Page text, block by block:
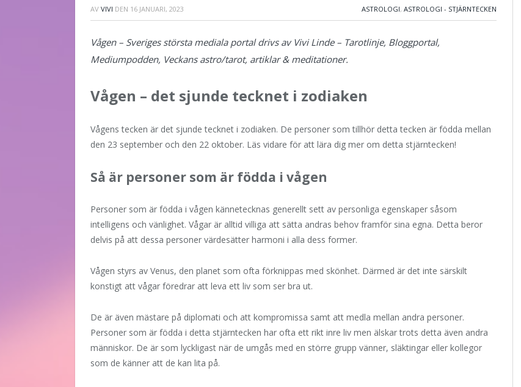
AV VIVI DEN 16 JANUARI, 2023 ASTROLOGI,ASTROLOGI - STJÄRNTECKEN
Vågen – Sveriges största mediala portal drivs av Vivi Linde – Tarotlinje, Bloggportal,
Mediumpodden, Veckans astro/tarot, artiklar & meditationer.
Vågen – det sjunde tecknet i zodiaken
Vågens tecken är det sjunde tecknet i zodiaken. De personer som tillhör detta tecken är födda mellan
den 23 september och den 22 oktober. Läs vidare för att lära dig mer om detta stjärntecken!
Så är personer som är födda i vågen
Personer som är födda i vågen kännetecknas generellt sett av personliga egenskaper såsom
intelligens och vänlighet. Vågar är alltid villiga att sätta andras behov framför sina egna. Detta beror
delvis på att dessa personer värdesätter harmoni i alla dess former.
Vågen styrs av Venus, den planet som ofta förknippas med skönhet. Därmed är det inte särskilt
konstigt att vågar föredrar att leva ett liv som ser bra ut.
De är även mästare på diplomati och att kompromissa samt att medla mellan andra personer.
Personer som är födda i detta stjärntecken har ofta ett rikt inre liv men älskar trots detta även andra
människor. De är som lyckligast när de umgås med en större grupp vänner, släktingar eller kollegor
som de känner att de kan lita på.